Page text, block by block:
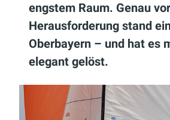
engstem Raum. Genau
Herausforderung stand
Oberbayern – und hat es
elegant gelöst.